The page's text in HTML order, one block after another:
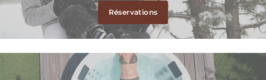
Réservations